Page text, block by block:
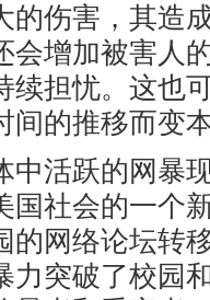
的伤害，其造
会增加被害人
续担忧。这也
间的推移而变
活跃的网暴
社会的一个
的网络论坛转
力突破了校园